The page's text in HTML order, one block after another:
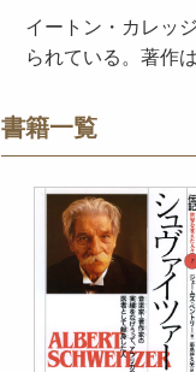
イートン・カレッ
られている。著作
書籍一覧